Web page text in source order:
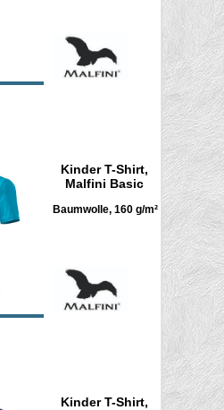
Kinder T-Shirt,
Malfini Basic
Baumwolle, 160 g/m²
Kinder T-Shirt,